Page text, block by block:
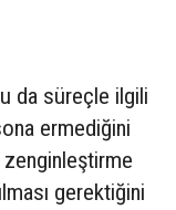
da süreçle ilgili
ermediğini
zenginleştirme
gerektiğini